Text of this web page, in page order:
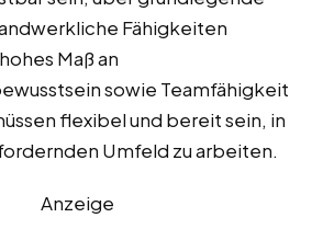
Fähigkeiten
Maß an
sowie Teamfähigkeit
flexibel und bereit sein, in
Umfeld zu arbeiten.
Anzeige